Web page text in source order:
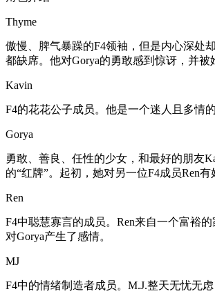
Thyme
傲慢、脾气暴躁的F4领袖，但是内心深处
都缺席。他对Gorya的勇敢感到惊讶，并
Kavin
F4的花花公子成员。他是一个迷人且多情
Gorya
勇敢、善良、任性的少女，和最好的朋友
的“红牌”。起初，她对另一位F4成员Ren
Ren
F4中聪慧寡言的成员。Ren来自一个富裕
对Gorya产生了感情。
MJ
F4中的情绪制造者成员。M.J.整天无忧无